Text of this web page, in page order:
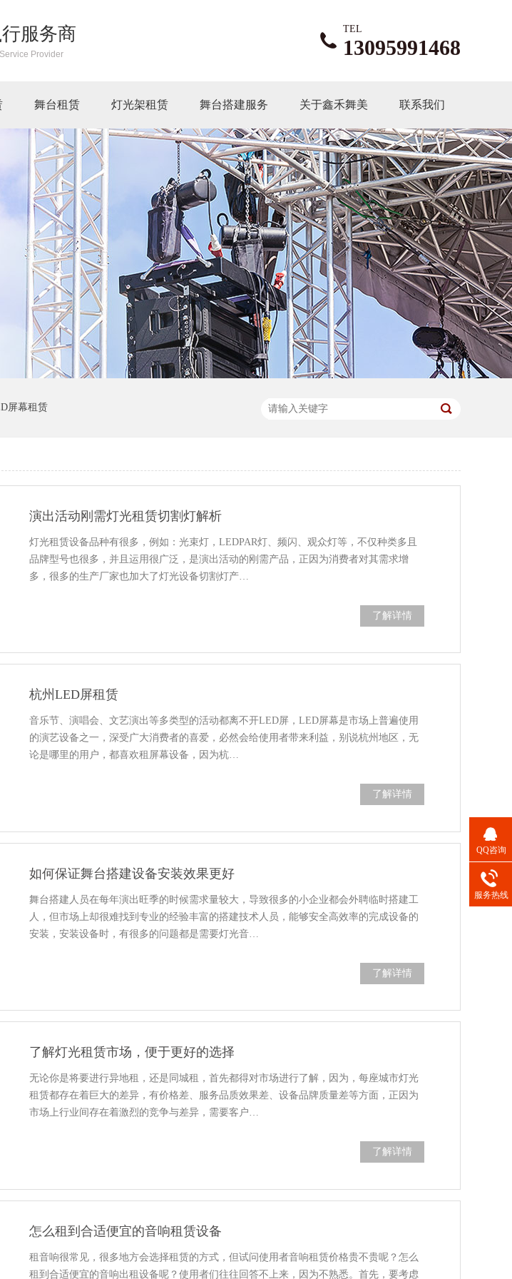
服务商
Provider
TEL
13095991468
舞台租赁 灯光架租赁 舞台搭建服务 关于鑫禾舞美 联系我们
屏幕租赁
演出活动刚需灯光租赁切割灯解析
灯光租赁设备品种有很多，例如：光束灯，LEDPAR灯、频闪、观众灯等，不仅种类多且
品牌型号也很多，并且运用很广泛，是演出活动的刚需产品，正因为消费者对其需求增
多，很多的生产厂家也加大了灯光设备切割灯产…
了解详情
杭州LED屏租赁
音乐节、演唱会、文艺演出等多类型的活动都离不开LED屏，LED屏幕是市场上普遍使用
的演艺设备之一，深受广大消费者的喜爱，必然会给使用者带来利益，别说杭州地区，无
论是哪里的用户，都喜欢租屏幕设备，因为杭…
了解详情
如何保证舞台搭建设备安装效果更好
舞台搭建人员在每年演出旺季的时候需求量较大，导致很多的小企业都会外聘临时搭建工
人，但市场上却很难找到专业的经验丰富的搭建技术人员，能够安全高效率的完成设备的
安装，安装设备时，有很多的问题都是需要灯光音…
了解详情
了解灯光租赁市场，便于更好的选择
无论你是将要进行异地租，还是同城租，首先都得对市场进行了解，因为，每座城市灯光
租赁都存在着巨大的差异，有价格差、服务品质效果差、设备品牌质量差等方面，正因为
市场上行业间存在着激烈的竞争与差异，需要客户…
了解详情
怎么租到合适便宜的音响租赁设备
租音响很常见，很多地方会选择租赁的方式，但试问使用者音响租赁价格贵不贵呢？怎么
租到合适便宜的音响出租设备呢？使用者们往往回答不上来，因为不熟悉。首先，要考虑
QQ咨询
服务热线